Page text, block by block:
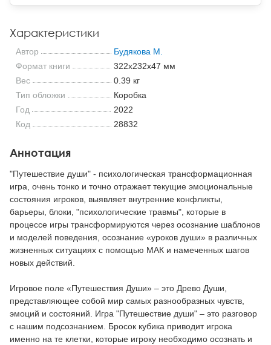
Характеристики
Автор
Будякова М.
Формат книги
322x232x47 мм
Вес
0.39 кг
Тип обложки
Коробка
Год
2022
Код
28832
Аннотация
"Путешествие души" - психологическая трансформационная
игра, очень тонко и точно отражает текущие эмоциональные
состояния игроков, выявляет внутренние конфликты,
барьеры, блоки, "психологические травмы", которые в
процессе игры трансформируются через осознание шаблонов
и моделей поведения, осознание «уроков души» в различных
жизненных ситуациях с помощью МАК и намеченных шагов
новых действий.
Игровое поле «Путешествия Души» – это Древо Души,
представляющее собой мир самых разнообразных чувств,
эмоций и состояний. Игра "Путешествие души" – это разговор
с нашим подсознанием. Бросок кубика приводит игрока
именно на те клетки, которые игроку необходимо осознать и